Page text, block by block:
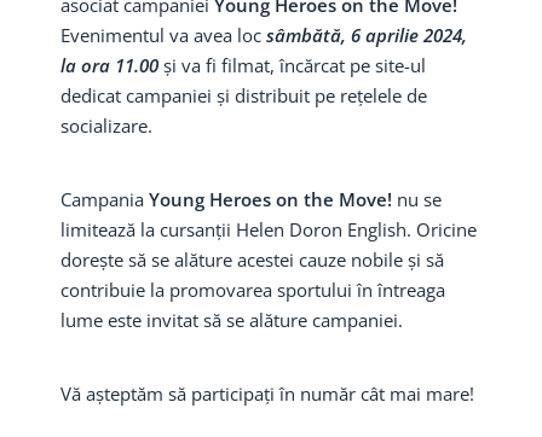
Evenimentul va avea loc sâmbătă, 6 aprilie 2024,
la ora 11.00 și va fi filmat, încărcat pe site-ul
dedicat campaniei și distribuit pe rețelele de
socializare.
Campania Young Heroes on the Move! nu se
limitează la cursanții Helen Doron English. Oricine
dorește să se alăture acestei cauze nobile și să
contribuie la promovarea sportului în întreaga
lume este invitat să se alăture campaniei.
Vă așteptăm să participați în număr cât mai mare!